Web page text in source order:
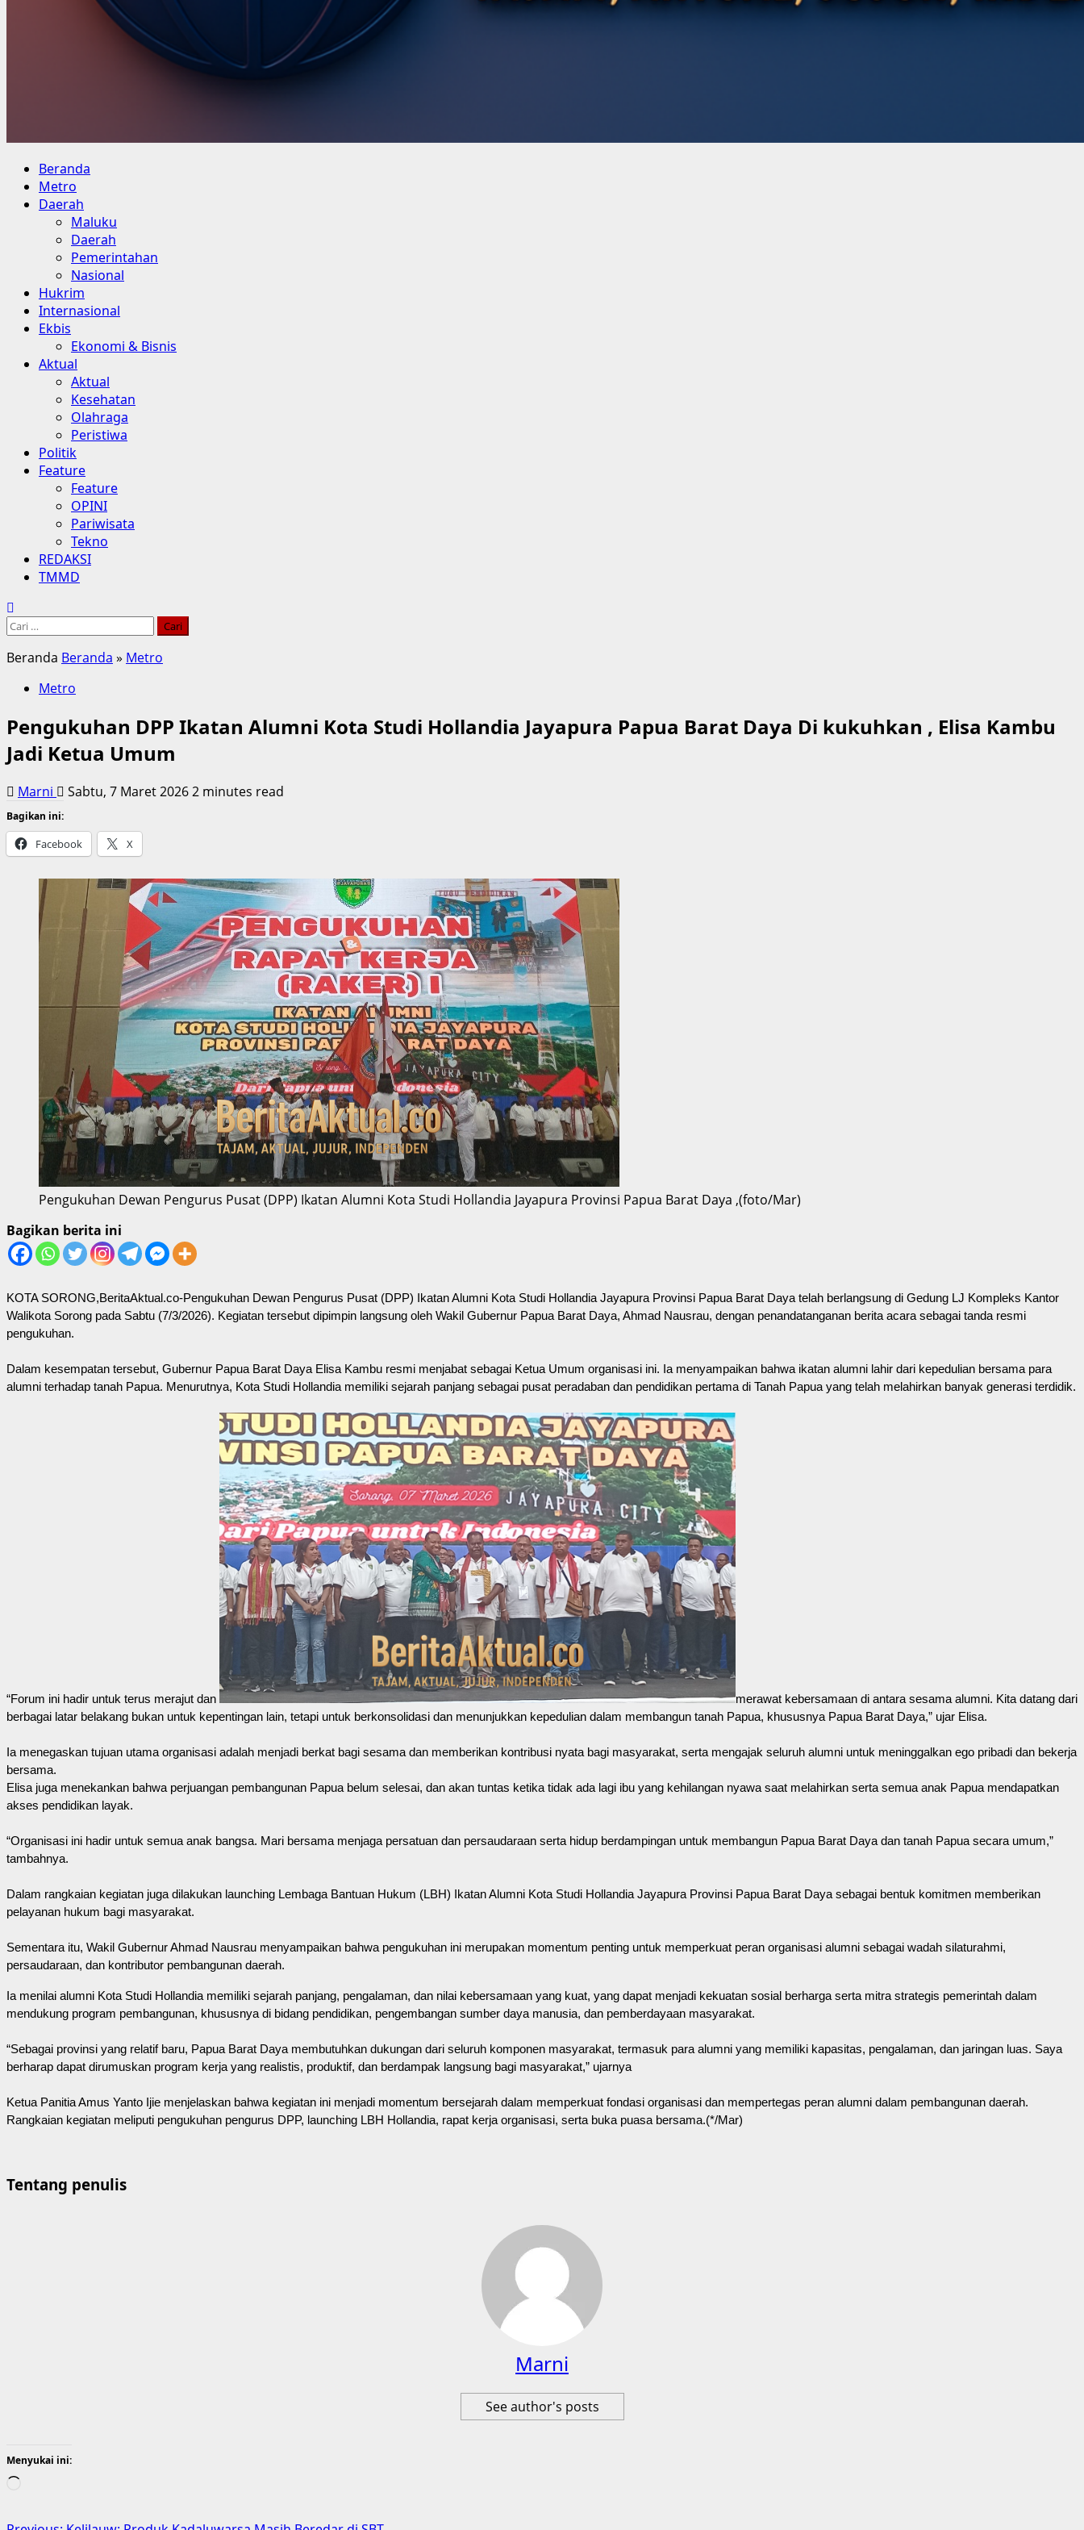
Primary
Menu
Beranda
Metro
Daerah
Maluku
Daerah
Pemerintahan
Nasional
Hukrim
Internasional
Ekbis
Ekonomi & Bisnis
Aktual
Aktual
Kesehatan
Olahraga
Peristiwa
Politik
Feature
Feature
OPINI
Pariwisata
Tekno
REDAKSI
TMMD
Cari
Beranda Beranda » Metro
Metro
Pengukuhan DPP Ikatan Alumni Kota Studi Hollandia Jayapura Papua Barat Daya Di kukuhkan , Elisa Kambu
Jadi Ketua Umum
Marni Sabtu, 7 Maret 20262 minutes read
Bagikan ini:
Facebook X
Pengukuhan Dewan Pengurus Pusat (DPP) Ikatan Alumni Kota Studi Hollandia Jayapura Provinsi Papua Barat Daya ,(foto/Mar)
Bagikan berita ini
KOTA SORONG,BeritaAktual.co-Pengukuhan Dewan Pengurus Pusat (DPP) Ikatan Alumni Kota Studi Hollandia Jayapura Provinsi Papua Barat Daya telah berlangsung di Gedung LJ Kompleks Kantor
Walikota Sorong pada Sabtu (7/3/2026). Kegiatan tersebut dipimpin langsung oleh Wakil Gubernur Papua Barat Daya, Ahmad Nausrau, dengan penandatanganan berita acara sebagai tanda resmi
pengukuhan.
Dalam kesempatan tersebut, Gubernur Papua Barat Daya Elisa Kambu resmi menjabat sebagai Ketua Umum organisasi ini. Ia menyampaikan bahwa ikatan alumni lahir dari kepedulian bersama para
alumni terhadap tanah Papua. Menurutnya, Kota Studi Hollandia memiliki sejarah panjang sebagai pusat peradaban dan pendidikan pertama di Tanah Papua yang telah melahirkan banyak generasi terdidik.
“Forum ini hadir untuk terus merajut dan
merawat kebersamaan di antara sesama alumni. Kita datang dari
berbagai latar belakang bukan untuk kepentingan lain, tetapi untuk berkonsolidasi dan menunjukkan kepedulian dalam membangun tanah Papua, khususnya Papua Barat Daya,” ujar Elisa.
Ia menegaskan tujuan utama organisasi adalah menjadi berkat bagi sesama dan memberikan kontribusi nyata bagi masyarakat, serta mengajak seluruh alumni untuk meninggalkan ego pribadi dan bekerja
bersama.
Elisa juga menekankan bahwa perjuangan pembangunan Papua belum selesai, dan akan tuntas ketika tidak ada lagi ibu yang kehilangan nyawa saat melahirkan serta semua anak Papua mendapatkan
akses pendidikan layak.
“Organisasi ini hadir untuk semua anak bangsa. Mari bersama menjaga persatuan dan persaudaraan serta hidup berdampingan untuk membangun Papua Barat Daya dan tanah Papua secara umum,”
tambahnya.
Dalam rangkaian kegiatan juga dilakukan launching Lembaga Bantuan Hukum (LBH) Ikatan Alumni Kota Studi Hollandia Jayapura Provinsi Papua Barat Daya sebagai bentuk komitmen memberikan
pelayanan hukum bagi masyarakat.
Sementara itu, Wakil Gubernur Ahmad Nausrau menyampaikan bahwa pengukuhan ini merupakan momentum penting untuk memperkuat peran organisasi alumni sebagai wadah silaturahmi,
persaudaraan, dan kontributor pembangunan daerah.
Ia menilai alumni Kota Studi Hollandia memiliki sejarah panjang, pengalaman, dan nilai kebersamaan yang kuat, yang dapat menjadi kekuatan sosial berharga serta mitra strategis pemerintah dalam
mendukung program pembangunan, khususnya di bidang pendidikan, pengembangan sumber daya manusia, dan pemberdayaan masyarakat.
“Sebagai provinsi yang relatif baru, Papua Barat Daya membutuhkan dukungan dari seluruh komponen masyarakat, termasuk para alumni yang memiliki kapasitas, pengalaman, dan jaringan luas. Saya
berharap dapat dirumuskan program kerja yang realistis, produktif, dan berdampak langsung bagi masyarakat,” ujarnya
Ketua Panitia Amus Yanto Ijie menjelaskan bahwa kegiatan ini menjadi momentum bersejarah dalam memperkuat fondasi organisasi dan mempertegas peran alumni dalam pembangunan daerah.
Rangkaian kegiatan meliputi pengukuhan pengurus DPP, launching LBH Hollandia, rapat kerja organisasi, serta buka puasa bersama.(*/Mar)
Tentang penulis
Marni
See author's posts
Menyukai ini: